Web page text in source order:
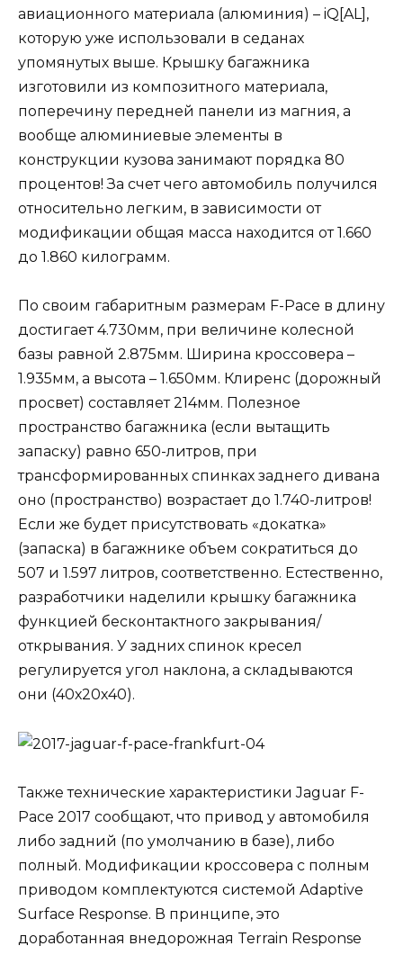
авиационного материала (алюминия) – iQ[AL],
которую уже использовали в седанах
упомянутых выше. Крышку багажника
изготовили из композитного материала,
поперечину передней панели из магния, а
вообще алюминиевые элементы в
конструкции кузова занимают порядка 80
процентов! За счет чего автомобиль получился
относительно легким, в зависимости от
модификации общая масса находится от 1.660
до 1.860 килограмм.
По своим габаритным размерам F-Pace в длину
достигает 4.730мм, при величине колесной
базы равной 2.875мм. Ширина кроссовера –
1.935мм, а высота – 1.650мм. Клиренс (дорожный
просвет) составляет 214мм. Полезное
пространство багажника (если вытащить
запаску) равно 650-литров, при
трансформированных спинках заднего дивана
оно (пространство) возрастает до 1.740-литров!
Если же будет присутствовать «докатка»
(запаска) в багажнике объем сократиться до
507 и 1.597 литров, соответственно. Естественно,
разработчики наделили крышку багажника
функцией бесконтактного закрывания/
открывания. У задних спинок кресел
регулируется угол наклона, а складываются
они (40х20х40).
Также технические характеристики Jaguar F-
Pace 2017 сообщают, что привод у автомобиля
либо задний (по умолчанию в базе), либо
полный. Модификации кроссовера с полным
приводом комплектуются системой Adaptive
Surface Response. В принципе, это
доработанная внедорожная Terrain Response